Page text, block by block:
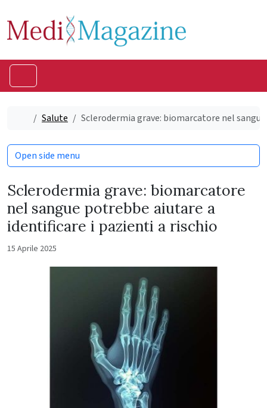
Home
Salute Sclerodermia grave: biomarcatore nel
Sclerodermia grave: biomarcatore
nel sangue potrebbe aiutare a
identificare i pazienti a rischio
15 Aprile 2025
Open side menu